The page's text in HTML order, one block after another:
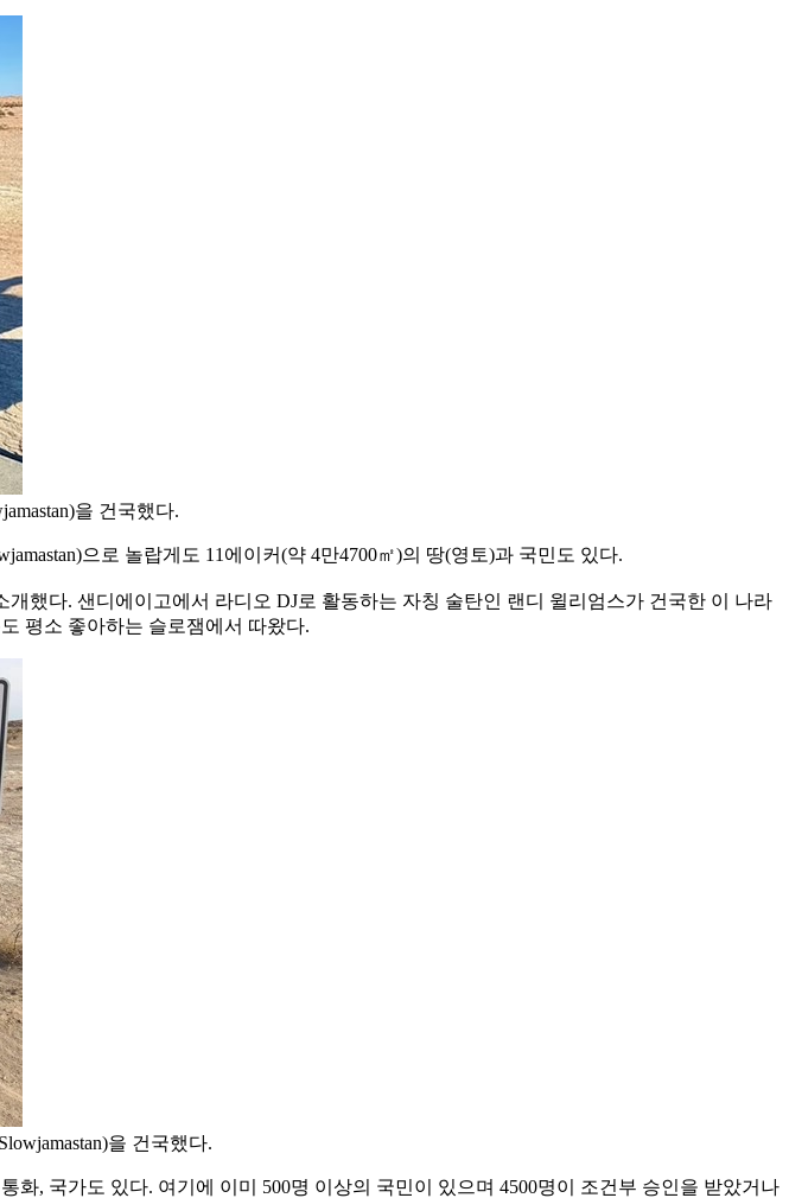
을 건국했다.
으로 놀랍게도 11에이커(약 4만4700㎡)의 땅(영토)과 국민도 있다.
했다. 샌디에이고에서 라디오 DJ로 활동하는 자칭 술탄인 랜디 윌리엄스가 건국한 이 나라
평소 좋아하는 슬로잼에서 따왔다.
을 건국했다.
, 국가도 있다. 여기에 이미 500명 이상의 국민이 있으며 4500명이 조건부 승인을 받았거나